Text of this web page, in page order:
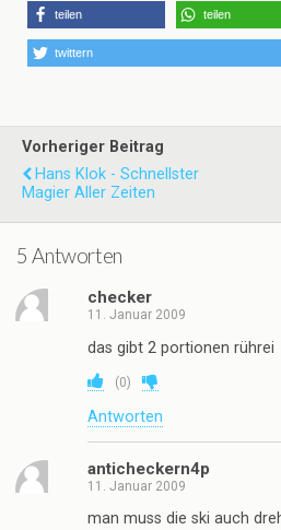
teilen teilen
twittern
Vorheriger Beitrag
Hans Klok - Schnellster
Magier Aller Zeiten
5 Antworten
checker
11. Januar 2009
das gibt 2 portionen rührei
(0)
Antworten
anticheckern4p
11. Januar 2009
man muss die ski auch